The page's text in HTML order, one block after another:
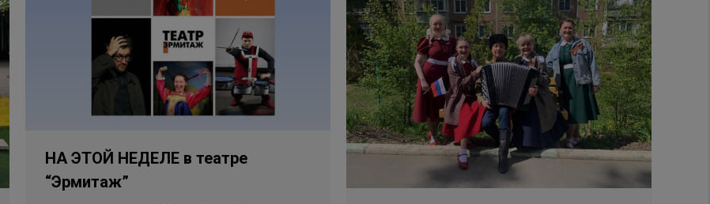
НА ЭТОЙ НЕДЕЛЕ в театре
“Эрмитаж”